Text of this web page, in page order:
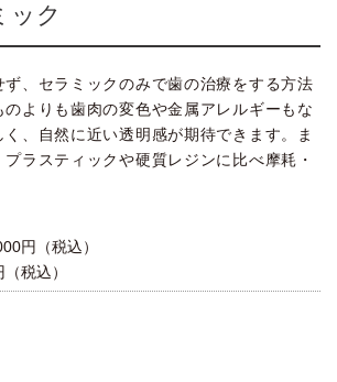
ック
ず、セラミックのみで歯の治療をする方法
よりも歯肉の変色や金属アレルギーもな
、自然に近い透明感が期待できます。ま
ラスティックや硬質レジンに比べ摩耗・
円（税込）
税込）